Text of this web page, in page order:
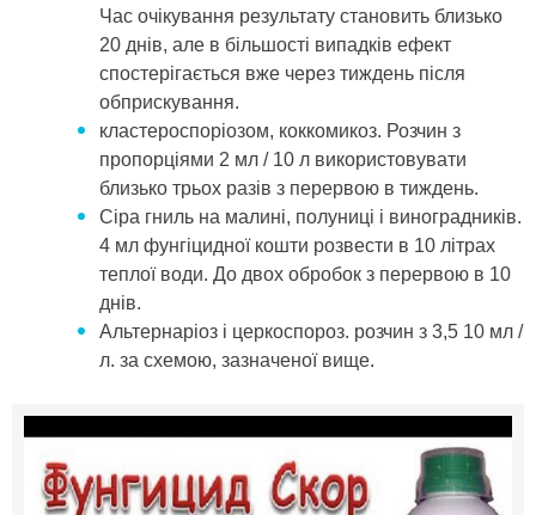
Час очікування результату становить близько
20 днів, але в більшості випадків ефект
спостерігається вже через тиждень після
обприскування.
кластероспоріозом, коккомикоз. Розчин з
пропорціями 2 мл / 10 л використовувати
близько трьох разів з перервою в тиждень.
Сіра гниль на малині, полуниці і виноградників.
4 мл фунгіцидної кошти розвести в 10 літрах
теплої води. До двох обробок з перервою в 10
днів.
Альтернаріоз і церкоспороз. розчин з 3,5 10 мл /
л. за схемою, зазначеної вище.